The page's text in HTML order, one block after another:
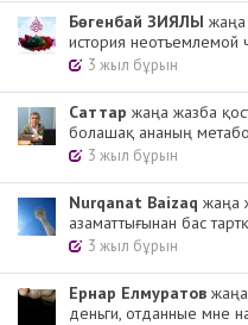
Бөгенбай ЗИЯЛЫ
история неотъемлемой
3 жыл бұрын
Cаттар жаңа жазба
болашақ ананың
3 жыл бұрын
Nurqanat Baizaq жаңа
азаматтығынан бас
3 жыл бұрын
Ернар Елмуратов
деньги, отданные мне